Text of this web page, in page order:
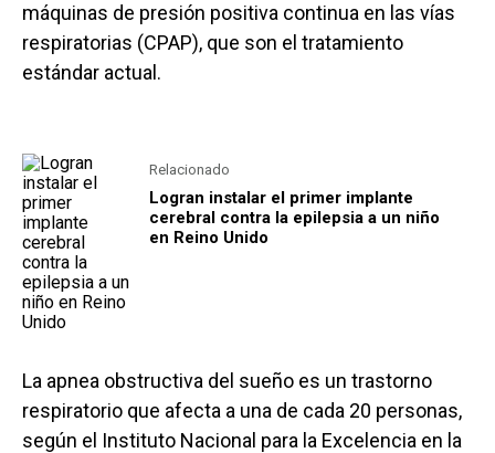
máquinas de presión positiva continua en las vías
respiratorias (CPAP), que son el tratamiento
estándar actual.
Relacionado
Logran instalar el primer implante
cerebral contra la epilepsia a un niño
en Reino Unido
La apnea obstructiva del sueño es un trastorno
respiratorio que afecta a una de cada 20 personas,
según el Instituto Nacional para la Excelencia en la